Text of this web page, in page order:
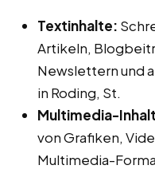
Textinhalte:
Artikeln,
Newslettern und
in Roding, St.
Multimedia-
von Grafiken,
Multimedia-